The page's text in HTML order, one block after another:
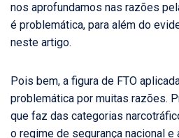
nos aprofundamos nas razões
é problemática, para além do
neste artigo.
Pois bem, a figura de FTO
problemática por muitas razões.
que faz das categorias
o regime de segurança nacional e